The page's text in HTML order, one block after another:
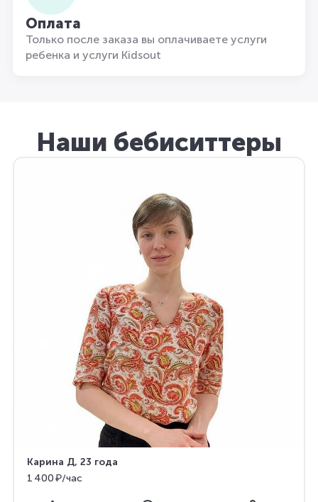
Оплата
Только после заказа вы оплачиваете услуги
ребенка и услуги Kidsout
Наши бебиситтеры
Карина Д, 23 года
1 400 ₽/час